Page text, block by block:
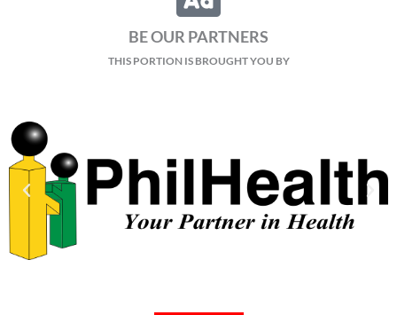
BE OUR PARTNERS
THIS PORTION IS BROUGHT YOU BY